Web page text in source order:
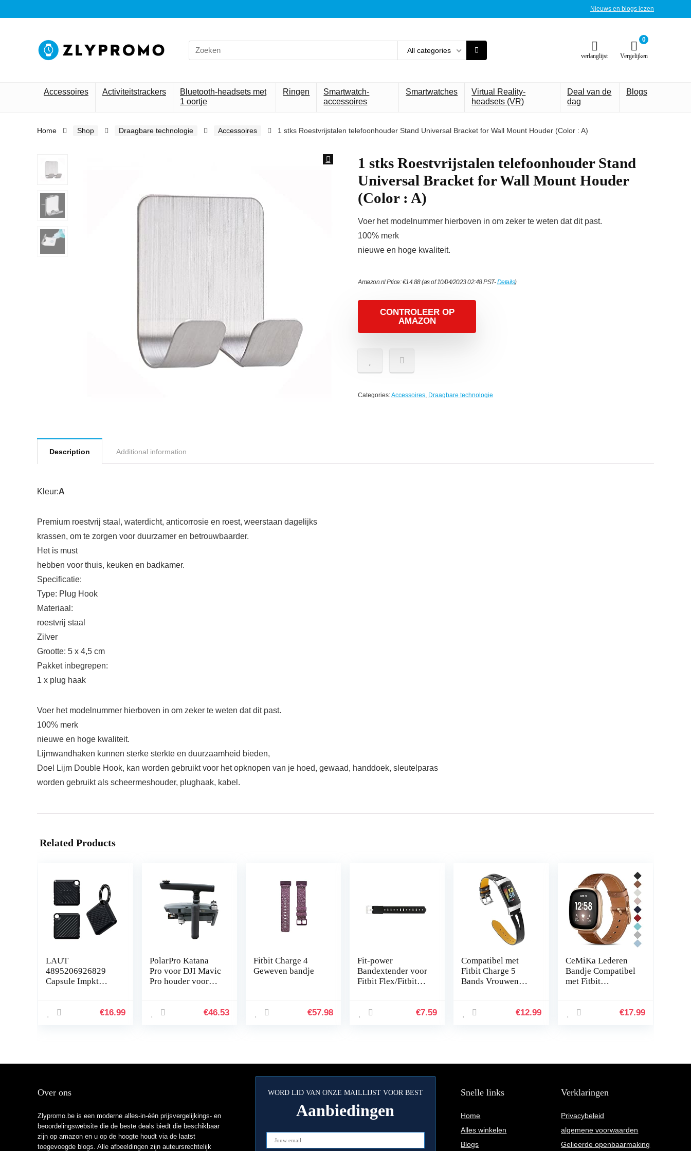
Nieuws en blogs lezen
Search
for:
All categories
verlanglijst
0
Vergelijken
Accessoires Activiteitstrackers
Bluetooth-headsets met
1 oortje
Ringen
Smartwatch-
accessoires
Smartwatches
Virtual Reality-
headsets (VR)
Deal van de
dag
Blogs
Home Shop Draagbare technologie Accessoires 1 stks Roestvrijstalen telefoonhouder Stand Universal Bracket for Wall Mount Houder (Color : A)
1 stks Roestvrijstalen telefoonhouder Stand
Universal Bracket for Wall Mount Houder
(Color : A)
Voer het modelnummer hierboven in om zeker te weten dat dit past.
100% merk
nieuwe en hoge kwaliteit.
Amazon.nl Price:€14.88(as of 10/04/2023 02:48 PST-Details)
CONTROLEER OP
AMAZON
Categories:Accessoires, Draagbare technologie
Description Additional information
Kleur:A
Premium roestvrij staal, waterdicht, anticorrosie en roest, weerstaan dagelijks
krassen, om te zorgen voor duurzamer en betrouwbaarder.
Het is must
hebben voor thuis, keuken en badkamer.
Specificatie:
Type: Plug Hook
Materiaal:
roestvrij staal
Zilver
Grootte: 5 x 4,5 cm
Pakket inbegrepen:
1 x plug haak
Voer het modelnummer hierboven in om zeker te weten dat dit past.
100% merk
nieuwe en hoge kwaliteit.
Lijmwandhaken kunnen sterke sterkte en duurzaamheid bieden,
Doel Lijm Double Hook, kan worden gebruikt voor het opknopen van je hoed, gewaad, handdoek, sleutelparas
worden gebruikt als scheermeshouder, plughaak, kabel.
Related Products
LAUT
4895206926829
Capsule Impkt
€16.99
PolarPro Katana
Pro voor DJI Mavic
Pro houder voor
€46.53
Fitbit Charge 4
Geweven bandje
€57.98
Fit-power
Bandextender voor
Fitbit Flex/Fitbit
bevestigingsring,
€7.59
Compatibel met
Fitbit Charge 5
Bands Vrouwen
Vervanging
€12.99
CeMiKa Lederen
Bandje Compatibel
met Fitbit
Lederen Band
€17.99
Over ons
Zlypromo.be is een moderne alles-in-één prijsvergelijkings- en
beoordelingswebsite die de beste deals biedt die beschikbaar
zijn op amazon en u op de hoogte houdt via de laatst
toegevoegde blogs. Alle afbeeldingen zijn auteursrechtelijk
WORD LID VAN ONZE MAILLIJST VOOR BEST
Aanbiedingen
Snelle links
Home
Alles winkelen
Blogs
Verklaringen
Privacybeleid
algemene voorwaarden
Gelieerde openbaarmaking